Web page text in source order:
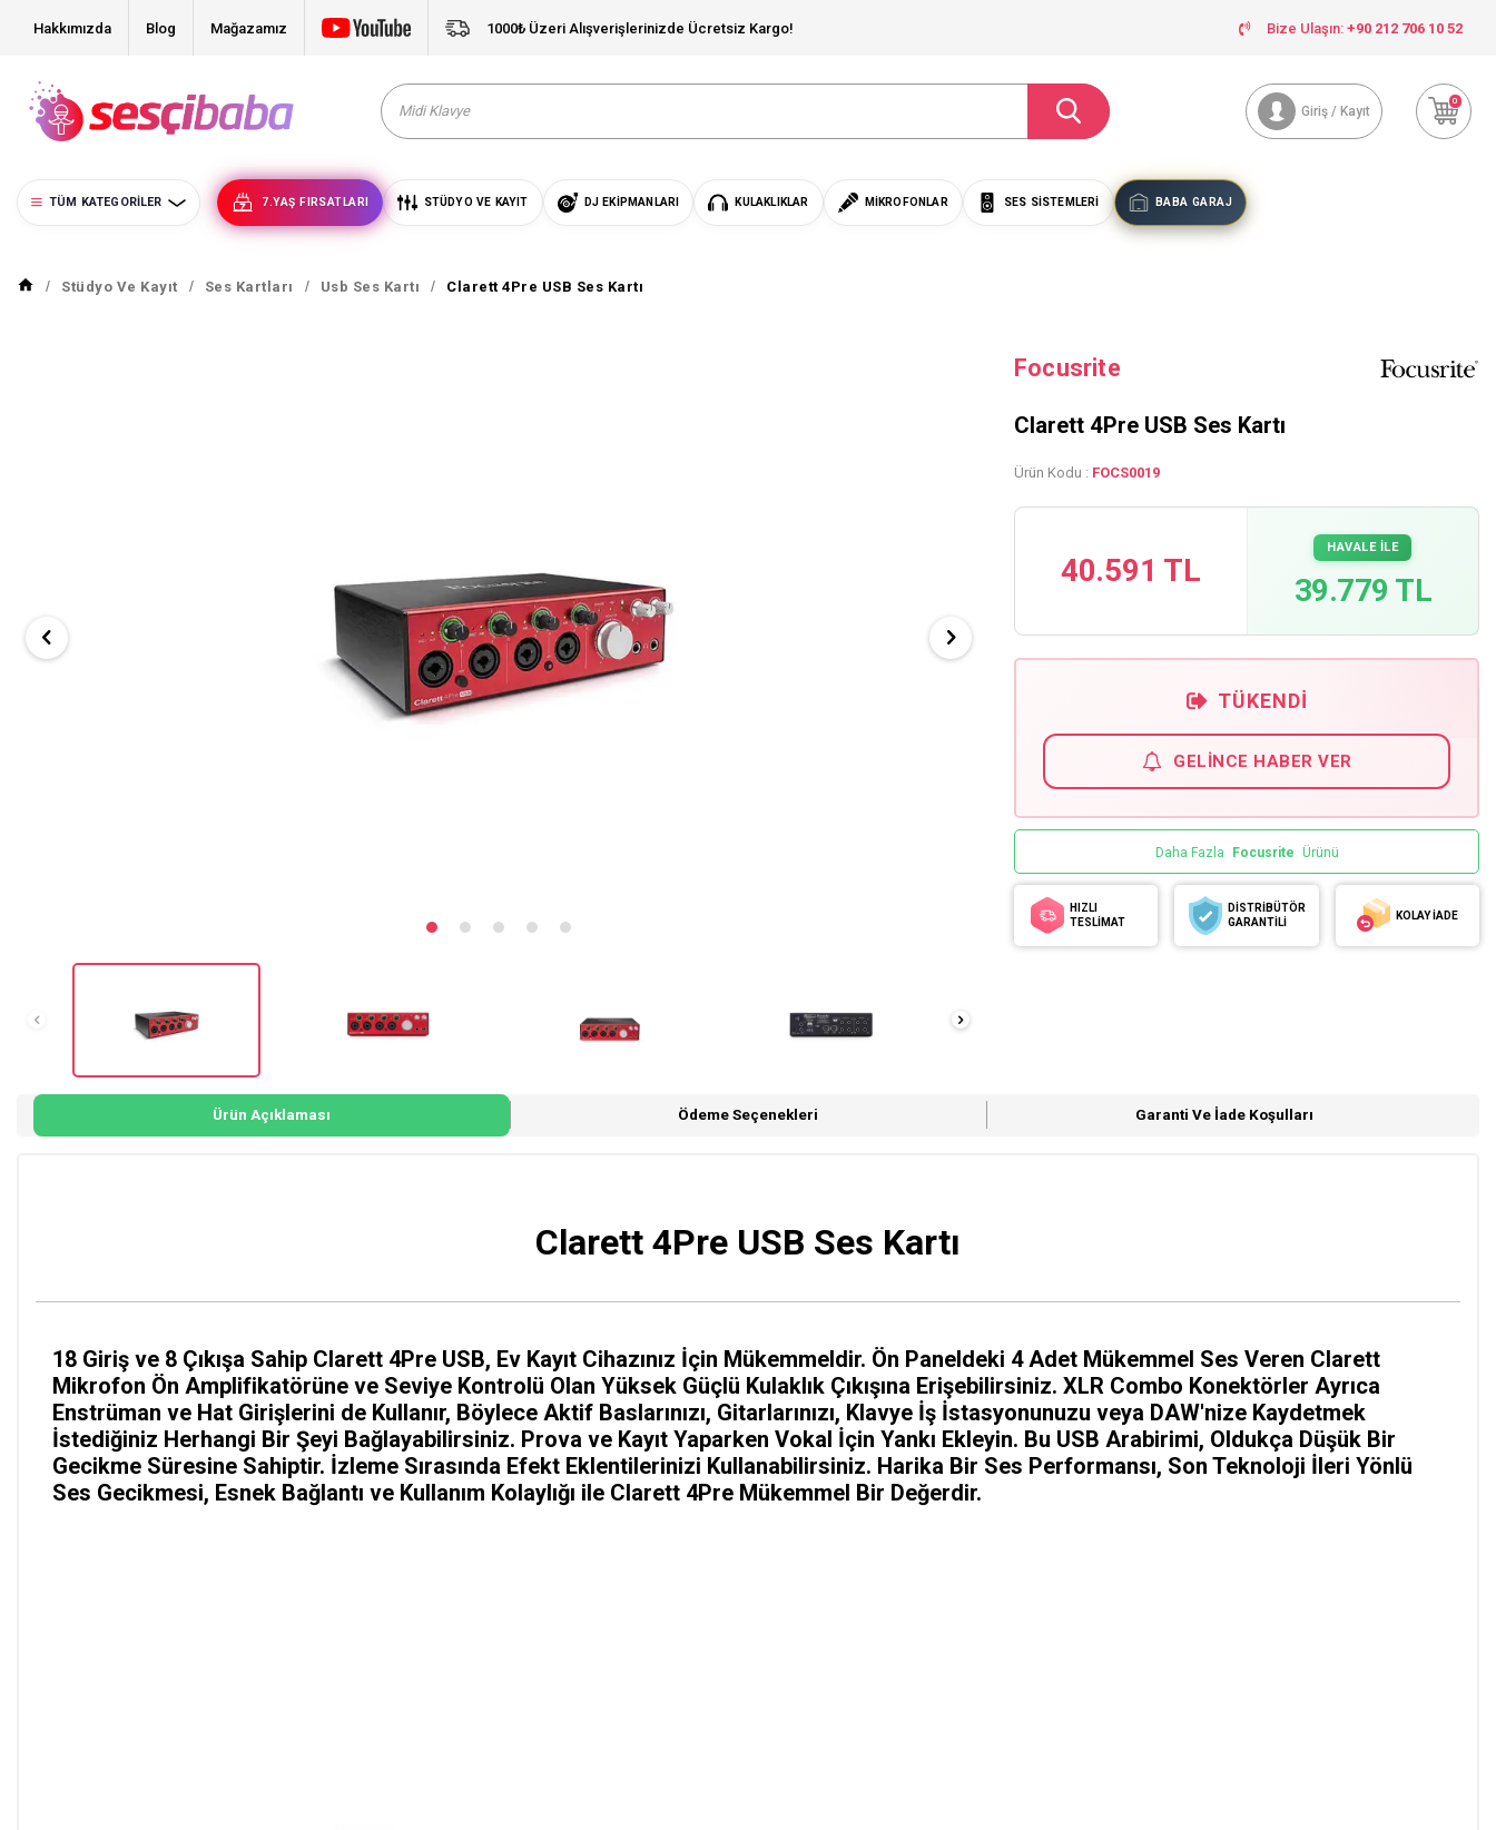
Hakkımızda Blog Mağazamız 1000₺ Üzeri Alışverişlerinizde Ücretsiz Kargo! Bize Ulaşın: +90 212 706 10 52
Giriş / Kayıt
0
TÜM KATEGORILER 7.YAŞ FIRSATLARI STÜDYO VE KAYIT DJ EKIPMANLARI KULAKLIKLAR MIKROFONLAR SES SISTEMLERI BABA GARAJ
Stüdyo Ve Kayıt Ses Kartları Usb Ses Kartı Clarett 4Pre USB Ses Kartı
Focusrite
Clarett 4Pre USB Ses Kartı
Ürün Kodu : FOCS0019
40.591 TL
HAVALE İLE
39.779 TL
TÜKENDI
GELINCE HABER VER
Daha Fazla Focusrite Ürünü
HIZLI
TESLİMAT
DİSTRİBÜTÖR
GARANTİLİ
KOLAY İADE
Ürün Açıklaması Ödeme Seçenekleri Garanti Ve İade Koşulları
Clarett 4Pre USB Ses Kartı
18 Giriş ve 8 Çıkışa Sahip Clarett 4Pre USB, Ev Kayıt Cihazınız İçin Mükemmeldir. Ön Paneldeki 4 Adet Mükemmel Ses Veren Clarett
Mikrofon Ön Amplifikatörüne ve Seviye Kontrolü Olan Yüksek Güçlü Kulaklık Çıkışına Erişebilirsiniz. XLR Combo Konektörler Ayrıca
Enstrüman ve Hat Girişlerini de Kullanır, Böylece Aktif Baslarınızı, Gitarlarınızı, Klavye İş İstasyonunuzu veya DAW'nize Kaydetmek
İstediğiniz Herhangi Bir Şeyi Bağlayabilirsiniz. Prova ve Kayıt Yaparken Vokal İçin Yankı Ekleyin. Bu USB Arabirimi, Oldukça Düşük Bir
Gecikme Süresine Sahiptir. İzleme Sırasında Efekt Eklentilerinizi Kullanabilirsiniz. Harika Bir Ses Performansı, Son Teknoloji İleri Yönlü
Ses Gecikmesi, Esnek Bağlantı ve Kullanım Kolaylığı ile Clarett 4Pre Mükemmel Bir Değerdir.